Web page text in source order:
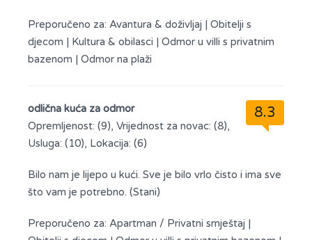
Preporučeno za: Avantura & doživljaj | Obitelji s
djecom | Kultura & obilasci | Odmor u villi s privatnim
bazenom | Odmor na plaži
8.3
odlična kuća za odmor
Opremljenost: (9), Vrijednost za novac: (8),
Usluga: (10), Lokacija: (6)
Bilo nam je lijepo u kući. Sve je bilo vrlo čisto i ima sve
što vam je potrebno. (Stani)
Preporučeno za: Apartman / Privatni smještaj |